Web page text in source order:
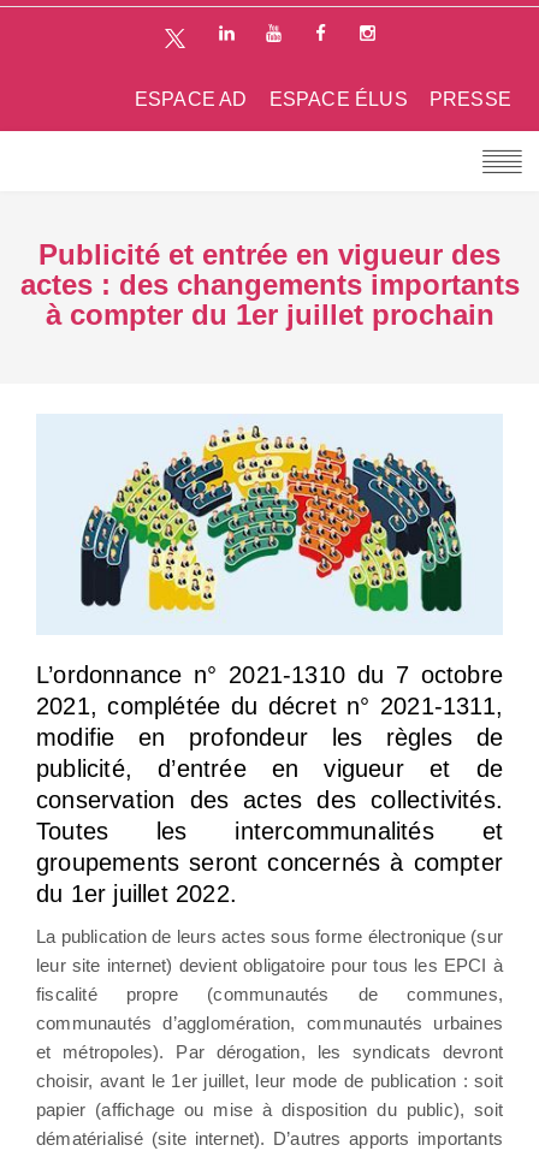
PRESSE
ESPACE ÉLUS
ESPACE AD
Publicité et entrée en vigueur des
actes : des changements importants
à compter du 1er juillet prochain
L’ordonnance n° 2021-1310 du 7 octobre
2021, complétée du décret n° 2021-1311,
modifie en profondeur les règles de
publicité, d’entrée en vigueur et de
conservation des actes des collectivités.
Toutes les intercommunalités et
groupements seront concernés à compter
du 1er juillet 2022.
La publication de leurs actes sous forme électronique (sur
leur site internet) devient obligatoire pour tous les EPCI à
fiscalité propre (communautés de communes,
communautés d’agglomération, communautés urbaines
et métropoles). Par dérogation, les syndicats devront
choisir, avant le 1er juillet, leur mode de publication : soit
papier (affichage ou mise à disposition du public), soit
dématérialisé (site internet). D’autres apports importants